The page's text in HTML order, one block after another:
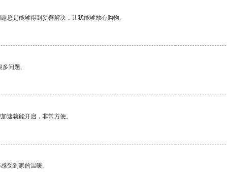
总是能够得到妥善解决，让我能够放心购物。
问题。
速就能开启，非常方便。
受到家的温暖。